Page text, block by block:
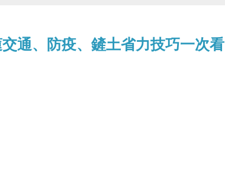
通、防疫、鏟土省力技巧一次看